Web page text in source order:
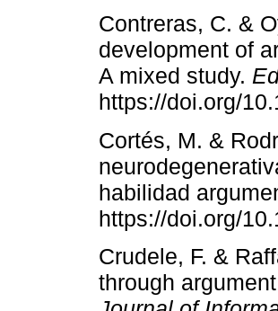
Contreras, C. &
development of
A mixed study.
https://doi.org/
Cortés, M. &
habilidad
https://doi.org/
Crudele, F. &
through